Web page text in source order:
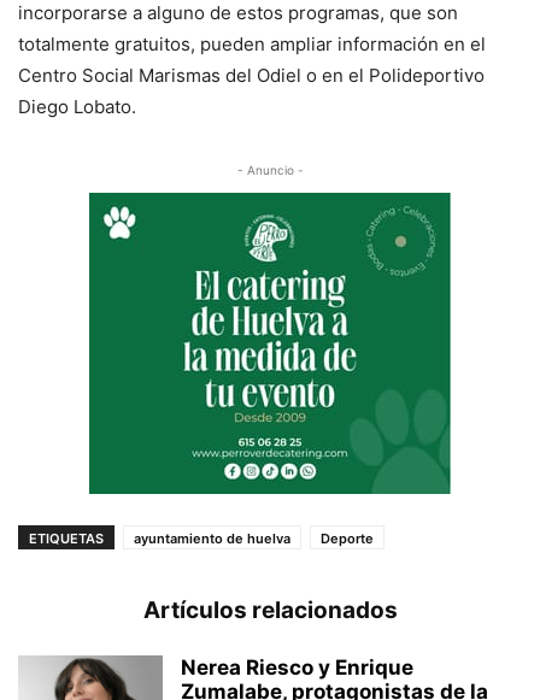
incorporarse a alguno de estos programas, que son
totalmente gratuitos, pueden ampliar información en el
Centro Social Marismas del Odiel o en el Polideportivo
Diego Lobato.
- Anuncio -
ETIQUETAS ayuntamiento de huelva Deporte
Artículos relacionados
Nerea Riesco y Enrique
Zumalabe, protagonistas de la